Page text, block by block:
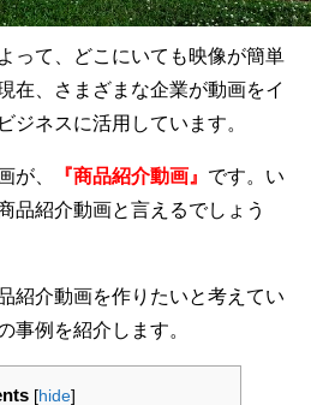
って、どこにいても映像が簡単
在、さまざまな企業が動画をイ
ジネスに活用しています。
が、 『商品紹介動画』 です 。い
品紹介動画と言えるでしょう
紹介動画を作りたいと考えてい
事例を紹介します。
[hide]